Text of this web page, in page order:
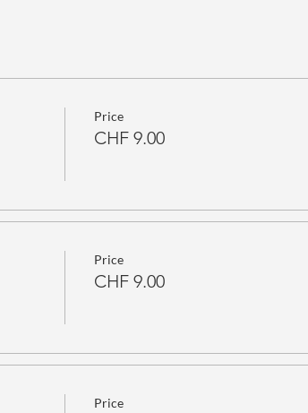
Price
CHF 9.00
Price
CHF 9.00
Price